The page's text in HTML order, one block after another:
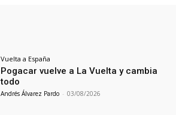
Vuelta a España
Pogacar vuelve a La Vuelta y cambia
todo
Andrés Álvarez Pardo - 03/08/2026